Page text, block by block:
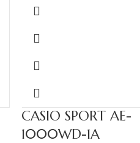
CASIO SPORT AE-
1000WD-1A